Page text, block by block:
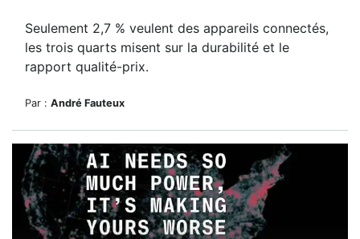
Seulement 2,7 % veulent des appareils connectés,
les trois quarts misent sur la durabilité et le
rapport qualité-prix.
Par : André Fauteux